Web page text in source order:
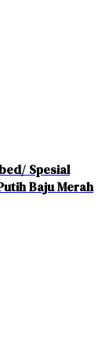
Spesial
Baju Merah